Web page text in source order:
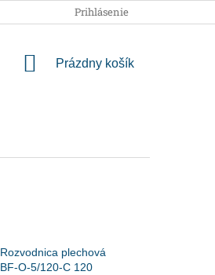
PODMIENKY OCHRANY
Prihlásenie
NÁKUPNÝ
Prázdny košík
Rozvodnica plechová
BF-O-5/120-C 120